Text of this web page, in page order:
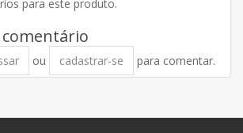
para este produto.
comentário
ou cadastrar-se para comentar.